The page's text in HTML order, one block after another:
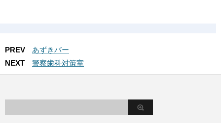
PREV
あずきバー
NEXT
警察歯科対策室